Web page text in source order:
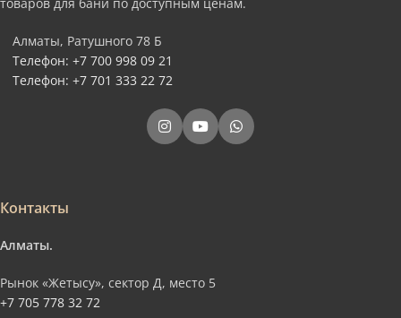
Алматы, Ратушного 78 Б
Телефон: +7 700 998 09 21
Телефон: +7 701 333 22 72
Контакты
Алматы.
Рынок «Жетысу», сектор Д, место 5
+7 705 778 32 72